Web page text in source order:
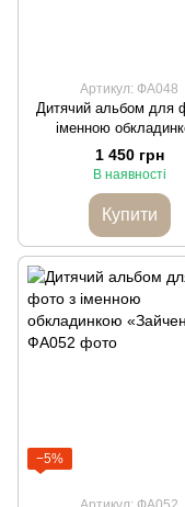
Артикул: ФА048
Дитячий альбом для
іменною
«Класика» Солодкі
1 450 грн
В наявності
Купити
−5%